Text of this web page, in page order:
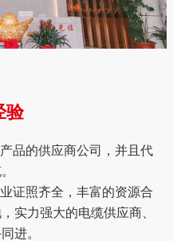
验
品的供应商公司，并且代
证照齐全，丰富的资源合
实力强大的电缆供应商、
进。